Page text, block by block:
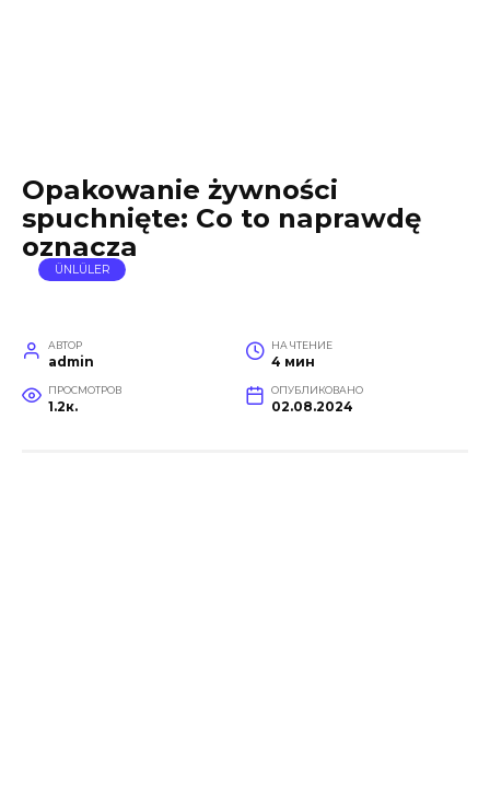
Opakowanie żywności
spuchnięte: Co to naprawdę
oznacza
ÜNLÜLER
АВТОР
admin
НА ЧТЕНИЕ
4 мин
ПРОСМОТРОВ
1.2к.
ОПУБЛИКОВАНО
02.08.2024